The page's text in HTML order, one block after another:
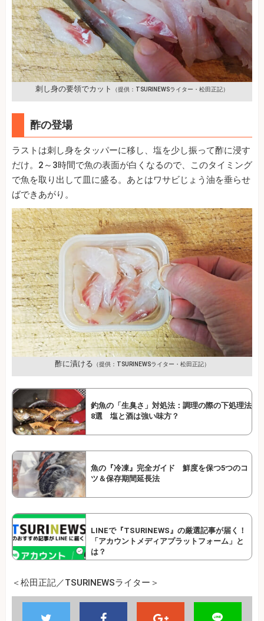
刺し身の要領でカット （提供：TSURINEWSライター・松田正記）
酢の登場
ラストは刺し身をタッパーに移し、塩を少し振って酢に浸す
だけ。2～3時間で魚の表面が白くなるので、このタイミング
で魚を取り出して皿に盛る。あとはワサビじょう油を垂らせ
ばできあがり。
酢に漬ける （提供：TSURINEWSライター・松田正記）
釣魚の「生臭さ」対処法：調理の際の下処理法
8選 塩と酒は強い味方？
魚の『冷凍』完全ガイド 鮮度を保つ5つのコ
ツ＆保存期間延長法
LINEで『TSURINEWS』の厳選記事が届く！
「アカウントメディアプラットフォーム」と
は？
＜松田正記／TSURINEWSライター＞